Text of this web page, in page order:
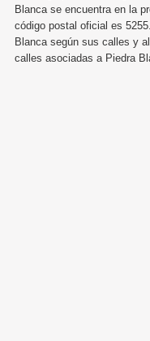
Blanca se encuentra en la
código postal oficial es
Blanca según sus calles y
calles asociadas a Piedra